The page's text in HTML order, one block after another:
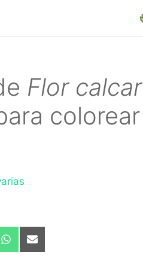
Flor calcar
colorear
Share
on
Share
on